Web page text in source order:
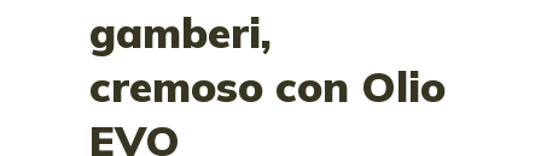
gamberi,
cremoso con Olio
EVO